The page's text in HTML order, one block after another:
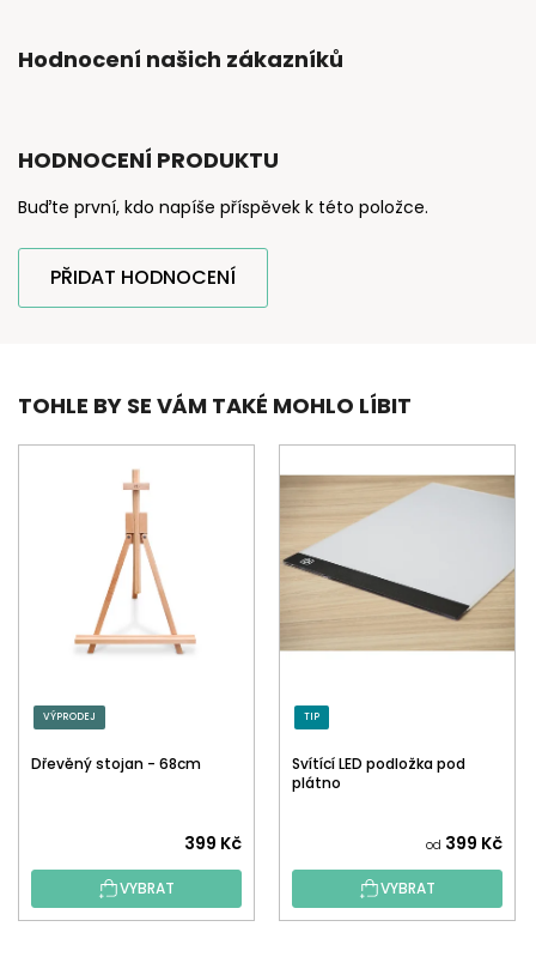
Hodnocení našich zákazníků
HODNOCENÍ PRODUKTU
Buďte první, kdo napíše příspěvek k této položce.
PŘIDAT HODNOCENÍ
TOHLE BY SE VÁM TAKÉ MOHLO LÍBIT
VÝPRODEJ
Dřevěný stojan - 68cm
399 Kč
VYBRAT
TIP
Svítící LED podložka pod
plátno
od 399 Kč
VYBRAT